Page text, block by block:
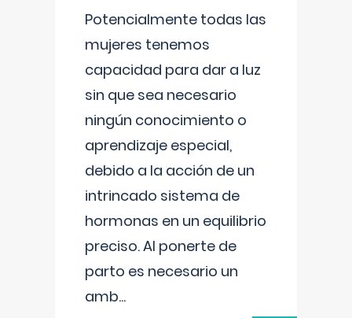
Potencialmente todas las
mujeres tenemos
capacidad para dar a luz
sin que sea necesario
ningún conocimiento o
aprendizaje especial,
debido a la acción de un
intrincado sistema de
hormonas en un equilibrio
preciso. Al ponerte de
parto es necesario un
amb...